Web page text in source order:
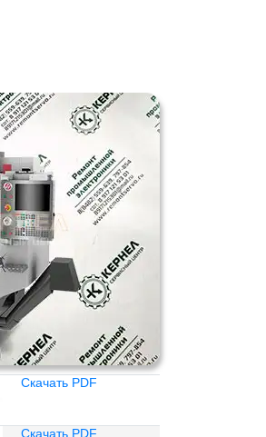
Скачать PDF
Скачать PDF